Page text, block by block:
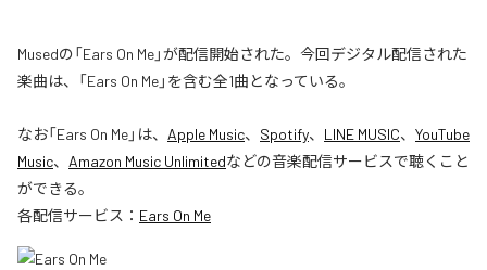
Musedの「Ears On Me」が配信開始された。今回デジタル配信された
楽曲は、「Ears On Me」を含む全1曲となっている。
なお「Ears On Me」は、 Apple Music、 Spotify、 LINE MUSIC、 YouTube
Music、 Amazon Music Unlimitedなどの音楽配信サービスで聴くこと
ができる。
各配信サービス： Ears On Me